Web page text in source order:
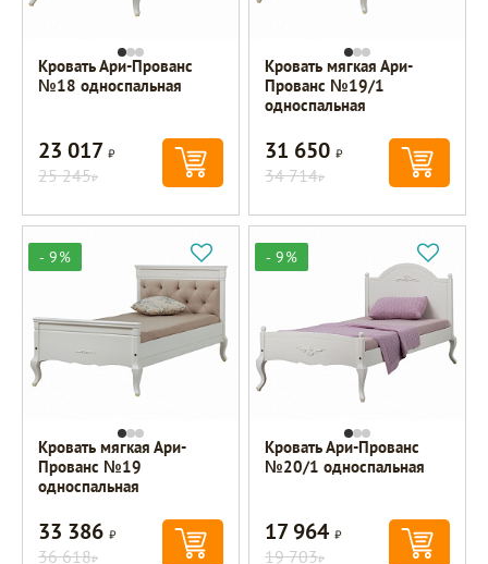
Кровать Ари-Прованс
№18 односпальная
23 017Р
25 245Р
Кровать мягкая Ари-
Прованс №19/1
односпальная
31 650Р
34 714Р
- 9%
Кровать мягкая Ари-
Прованс №19
односпальная
33 386Р
36 618Р
- 9%
Кровать Ари-Прованс
№20/1 односпальная
17 964Р
19 703Р